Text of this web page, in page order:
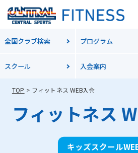
全国クラブ検索 プログラム
スクール 入会案内
TOP フィットネス WEB入会
フィットネス
キッズスクール